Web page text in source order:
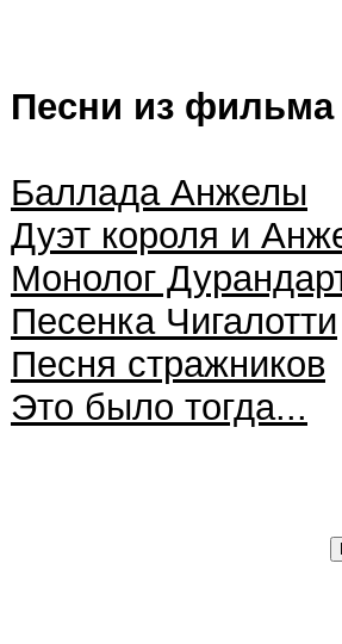
Песни из
Баллада Анжелы
Дуэт короля и
Монолог
Песенка Чигалотти
Песня стражников
Это было тогда...